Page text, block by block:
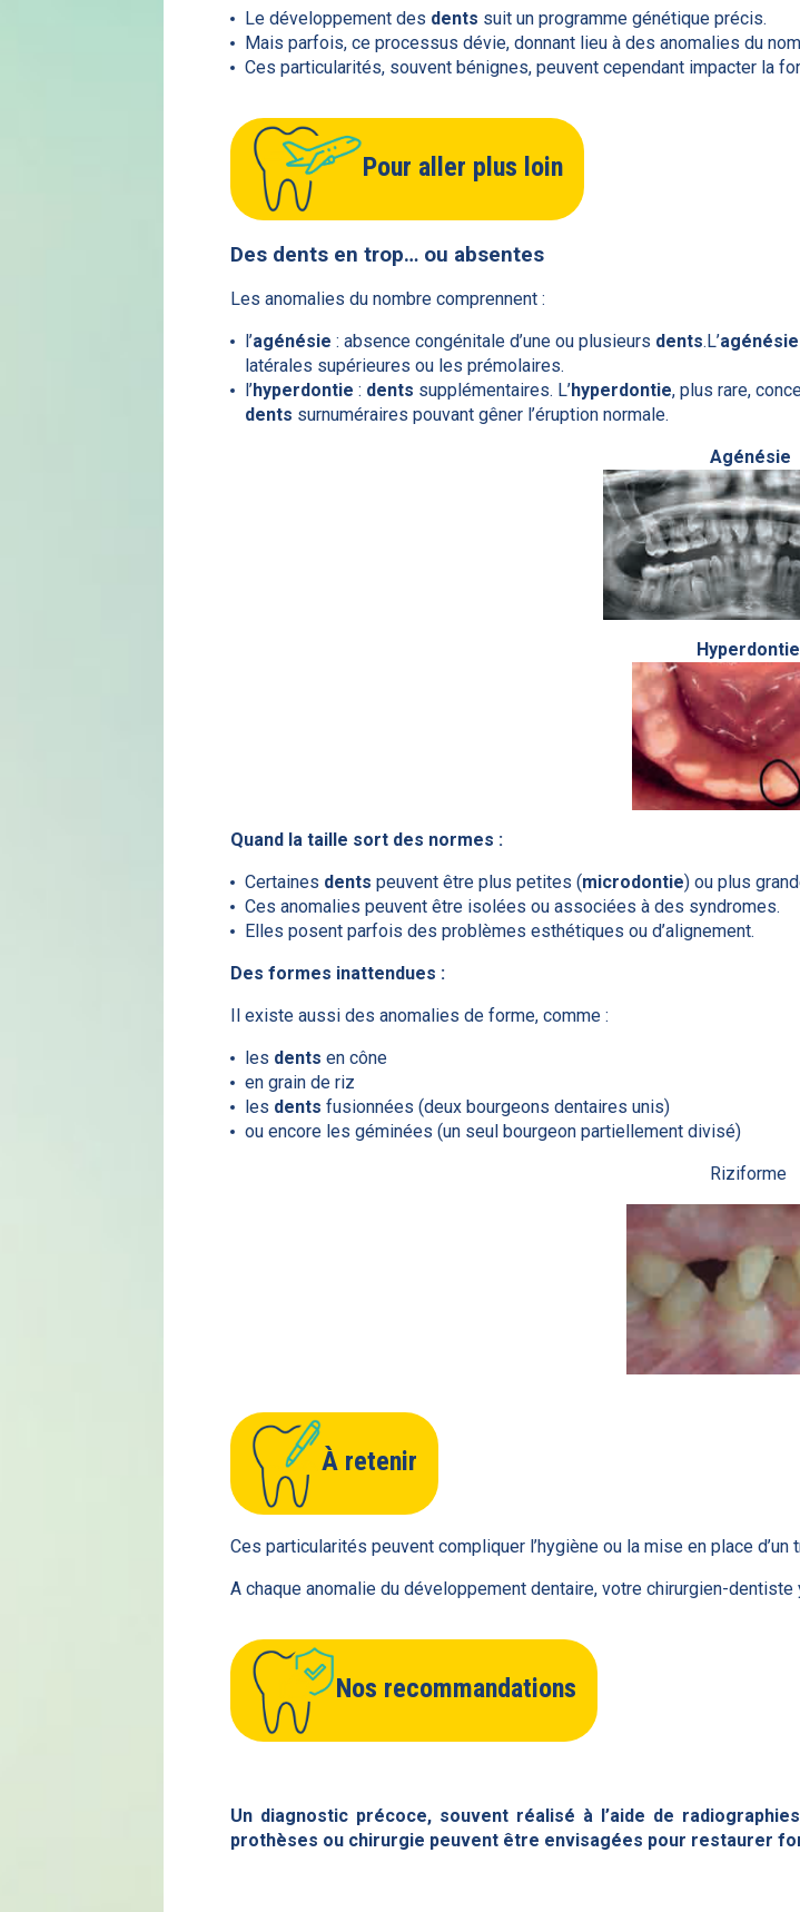
Le développement des dents suit un programme génétique précis.
Mais parfois, ce processus dévie, donnant lieu à des anomalies du
Ces particularités, souvent bénignes, peuvent cependant impacter la
Pour aller plus loin
Des dents en trop… ou absentes
Les anomalies du nombre comprennent :
l’agénésie : absence congénitale d’une ou plusieurs dents.L’agénésie
latérales supérieures ou les prémolaires.
l’hyperdontie : dents supplémentaires. L’hyperdontie, plus rare,
dents surnuméraires pouvant gêner l’éruption normale.
Agénésie
Hyperdontie
Quand la taille sort des normes :
Certaines dents peuvent être plus petites (microdontie) ou plus
Ces anomalies peuvent être isolées ou associées à des syndromes.
Elles posent parfois des problèmes esthétiques ou d’alignement.
Des formes inattendues :
Il existe aussi des anomalies de forme, comme :
les dents en cône
en grain de riz
les dents fusionnées (deux bourgeons dentaires unis)
ou encore les géminées (un seul bourgeon partiellement divisé)
Riziforme
À retenir
Ces particularités peuvent compliquer l’hygiène ou la mise en place d’un
A chaque anomalie du développement dentaire, votre chirurgien-
Nos recommandations
Un diagnostic précoce, souvent réalisé à l’aide de
prothèses ou chirurgie peuvent être envisagées pour restaurer